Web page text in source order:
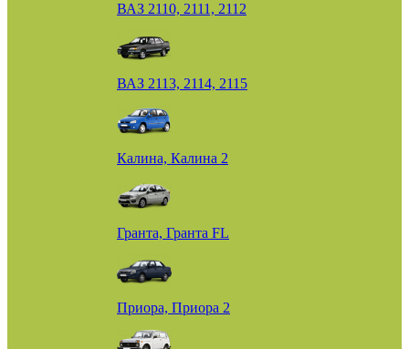
ВАЗ 2110, 2111, 2112
ВАЗ 2113, 2114, 2115
Калина, Калина 2
Гранта, Гранта FL
Приора, Приора 2